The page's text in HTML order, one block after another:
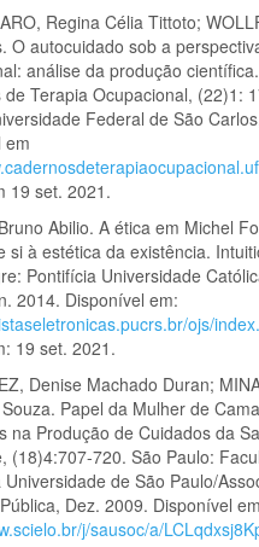
Regina Célia Tittoto;
O autocuidado sob a
análise da produção
de Terapia Ocupacional, (22)1:
Federal de São
em
19 set. 2021.
Abilio. A ética em Michel
si à estética da existência.
Pontifícia Universidade
2014. Disponível em:
ojs/
19 set. 2021.
Denise Machado Duran;
Papel da Mulher de
na Produção de Cuidados da
(18)4:707-720. São Paulo:
Universidade de São Paulo/
Dez. 2009. Disponível
j/sausoc/a/